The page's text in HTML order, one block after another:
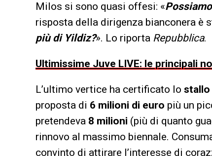
Milos si sono quasi offesi: «
risposta della dirigenza bianconera è
più di Yildiz?». Lo riporta Repubblica.
Ultimissime Juve LIVE: le principali
L’ultimo vertice ha certificato lo
proposta di 6 milioni di euro più un
pretendeva 8 milioni (più di quanto
rinnovo al massimo biennale.
convinto di attirare l’interesse di